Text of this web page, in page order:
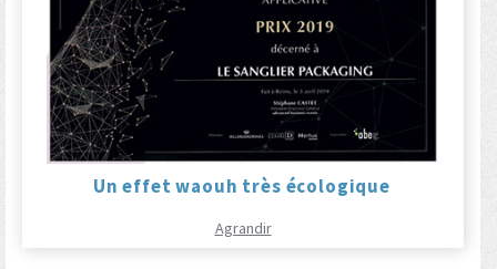
Un effet waouh très écologique
Agrandir